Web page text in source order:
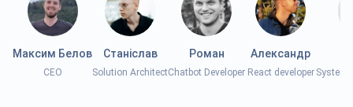
Максим Белов
CEO
Станіслав
Solution Architect
Роман
Chatbot Developer
Александр
React developer System